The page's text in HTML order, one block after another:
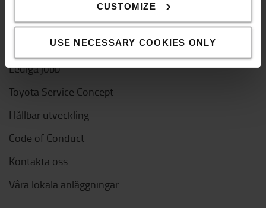
CUSTOMIZE
USE NECESSARY COOKIES ONLY
Om oss
Arbeta hos oss
Lediga jobb
Toyota Service Concept
Hållbar utveckling
Code of Conduct
Kontakta oss
Våra lokala anläggningar